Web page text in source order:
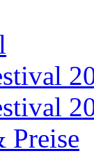
Preise